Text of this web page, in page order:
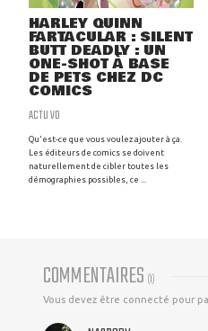
HARLEY QUINN
FARTACULAR : SILENT
BUTT DEADLY : UN
ONE-SHOT À BASE
DE PETS CHEZ DC
COMICS
ACTU VO
Qu'est-ce que vous voulez ajouter à ça.
Les éditeurs de comics se doivent
naturellement de cibler toutes les
démographies possibles, ce ...
COMMENTAIRES (1)
Vous devez être connecté pour